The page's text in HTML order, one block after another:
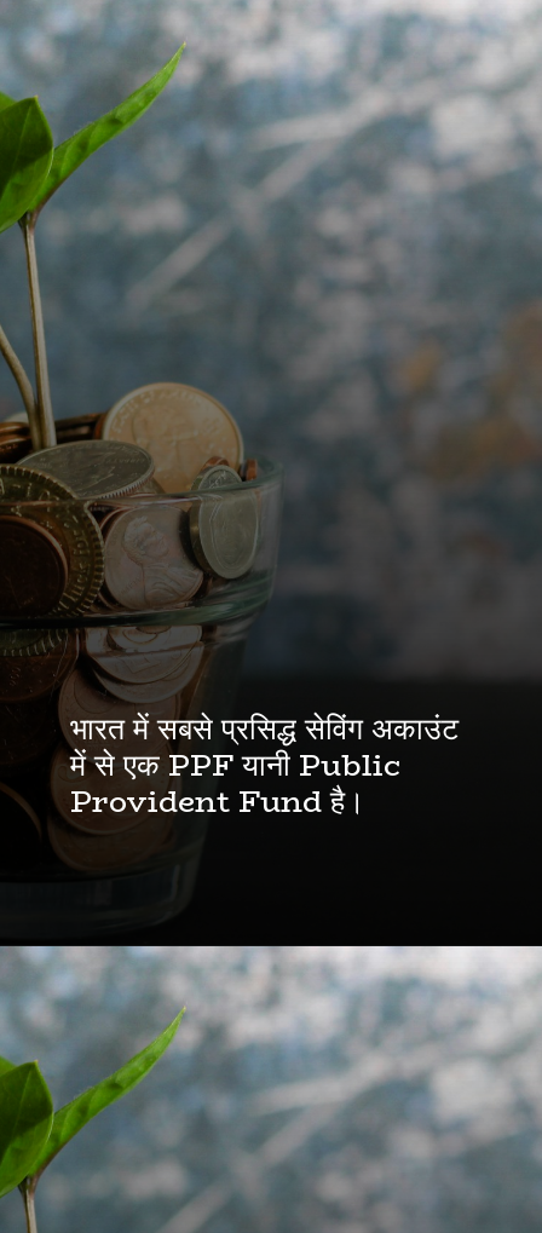
भारत में सबसे प्रसिद्ध सेविंग अकाउंट
में से एक PPF यानी Public
Provident Fund है।